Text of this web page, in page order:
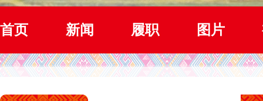
首页 新闻 履职 图片